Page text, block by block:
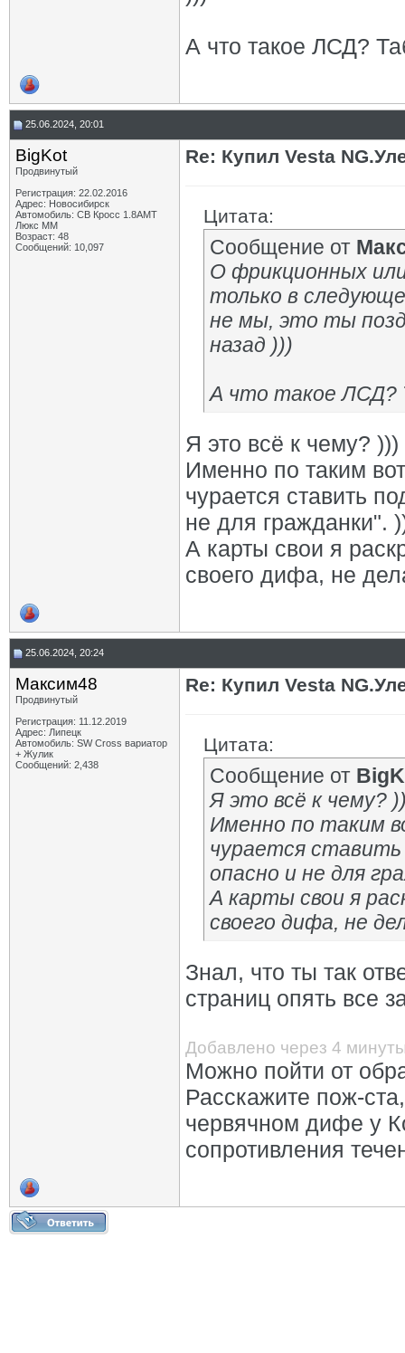
А что такое ЛСД?
25.06.2024, 20:01
BigKot
Продвинутый
Регистрация: 22.02.2016
Адрес: Новосибирск
Автомобиль: СВ Кросс 1.8АМТ
Люкс ММ
Возраст: 48
Сообщений: 10,097
Re: Купил Vesta
Цитата:
Сообщение от
О фрикционных
только в
не мы, это ты
назад )))
А что такое ЛСД?
Я это всё к чему? )))
Именно по таким
чурается ставить
не для гражданки".
А карты свои я
своего дифа, не
25.06.2024, 20:24
Максим48
Продвинутый
Регистрация: 11.12.2019
Адрес: Липецк
Автомобиль: SW Cross вариатор
+ Жулик
Сообщений: 2,438
Re: Купил Vesta
Цитата:
Сообщение от
Я это всё к чему?
Именно по таким
чурается ставить
опасно и не для
А карты свои я
своего дифа, не
Знал, что ты так
страниц опять все
Добавлено через 4
Можно пойти от
Расскажите пож-
червячном дифе у
сопротивления